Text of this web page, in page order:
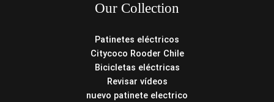
Our Collection
Patinetes eléctricos
Citycoco Rooder Chile
Bicicletas eléctricas
Revisar vídeos
nuevo patinete electrico